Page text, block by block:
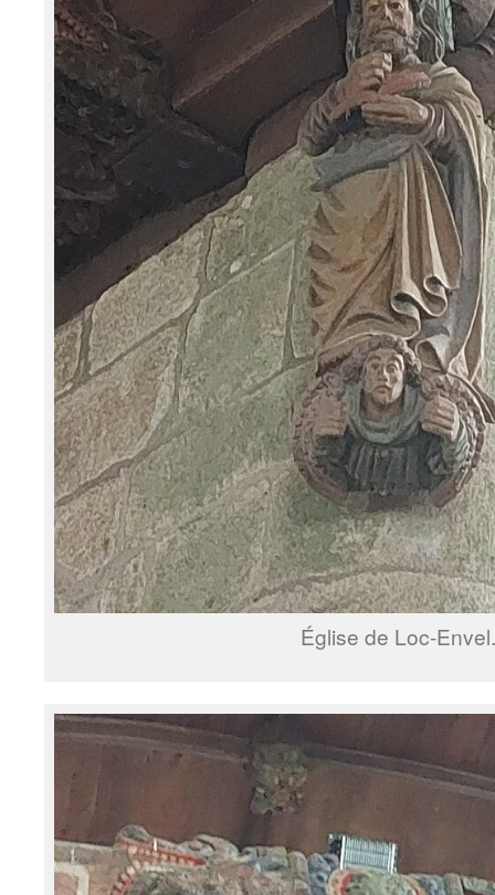
Église de Loc-Envel.